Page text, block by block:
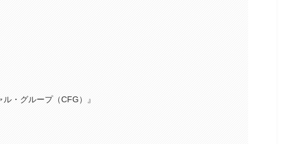
・グループ（CFG）』